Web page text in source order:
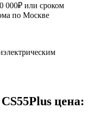
000₽ или сроком
по Москве
цена: